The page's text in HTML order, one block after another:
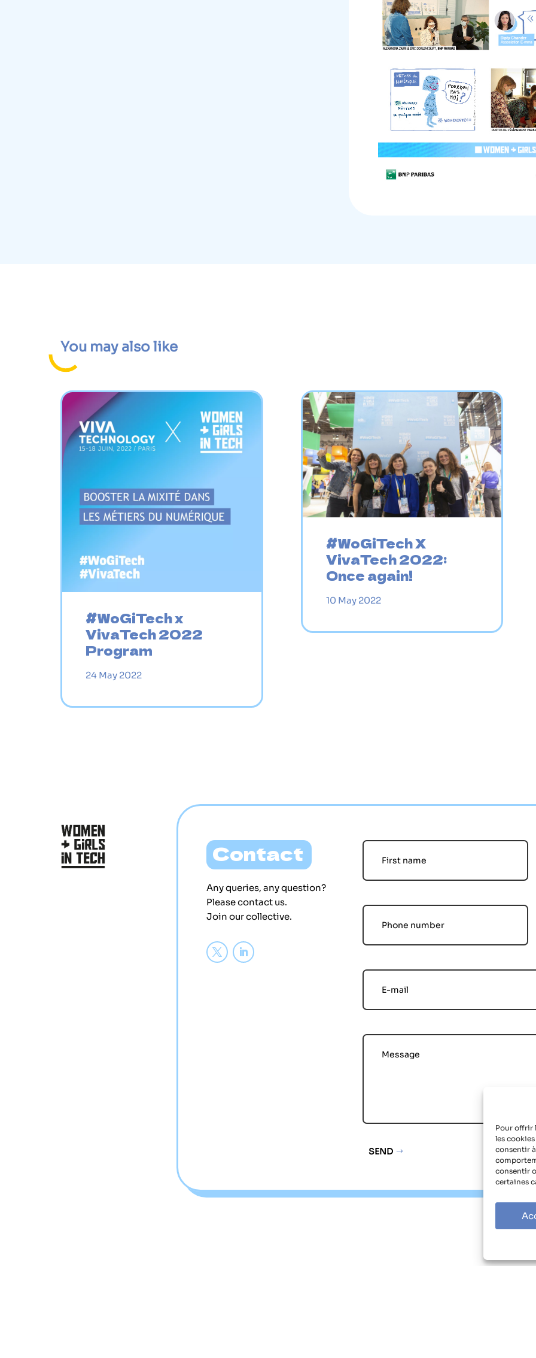
Pour offrir
les
consentir
consentir
certaines
You may also like
#WoGiTech x
VivaTech 2022
Program
24 May 2022
#WoGiTech X
VivaTech 2022:
Once again!
10 May 2022
Contact
Any queries, any question?
Please contact us.
Join our collective.
SEND